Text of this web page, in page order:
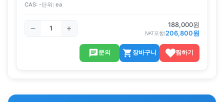
CAS: -단위: ea
188,000원
(VAT포함)206,800원
문의 장바구니 찜하기